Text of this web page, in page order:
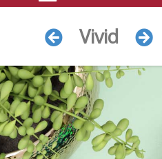
Vivid